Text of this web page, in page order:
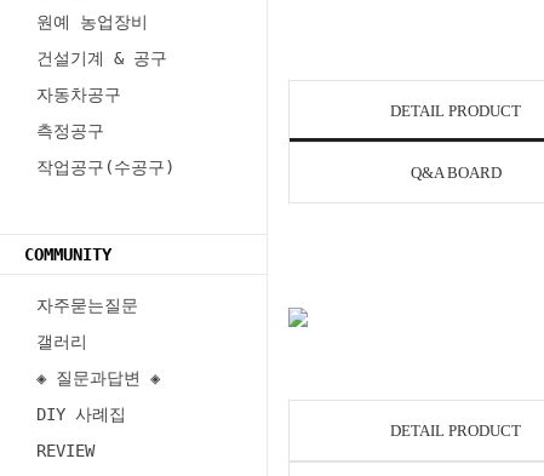
원예 농업장비
건설기계 & 공구
자동차공구
측정공구
작업공구(수공구)
COMMUNITY
자주묻는질문
갤러리
◈ 질문과답변 ◈
DIY 사례집
REVIEW
DETAIL PRODUCT
Q&A BOARD
DETAIL PRODUCT